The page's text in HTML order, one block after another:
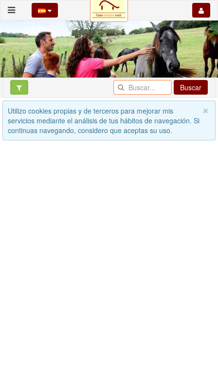
Buscar
Utilizo cookies propias y de terceros para mejorar mis
servicios mediante el análisis de tus hábitos de navegación. Si
continuas navegando, considero que aceptas su uso.